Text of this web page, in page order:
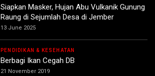
Siapkan Masker, Hujan Abu Vulkanik Gunung
Raung di Sejumlah Desa di Jember
13 June 2025
PENDIDIKAN & KESEHATAN
Berbagi Ikan Cegah DB
21 November 2019